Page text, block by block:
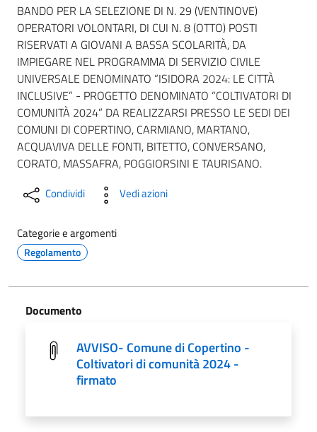
BANDO PER LA SELEZIONE DI N. 29 (VENTINOVE)
OPERATORI VOLONTARI, DI CUI N. 8 (OTTO) POSTI
RISERVATI A GIOVANI A BASSA SCOLARITÀ, DA
IMPIEGARE NEL PROGRAMMA DI SERVIZIO CIVILE
UNIVERSALE DENOMINATO “ISIDORA 2024: LE CITTÀ
INCLUSIVE” - PROGETTO DENOMINATO “COLTIVATORI DI
COMUNITÀ 2024” DA REALIZZARSI PRESSO LE SEDI DEI
COMUNI DI COPERTINO, CARMIANO, MARTANO,
ACQUAVIVA DELLE FONTI, BITETTO, CONVERSANO,
CORATO, MASSAFRA, POGGIORSINI E TAURISANO.
Condividi Vedi azioni
Categorie e argomenti
Regolamento
Documento
AVVISO- Comune di Copertino -
Coltivatori di comunità 2024 -
firmato